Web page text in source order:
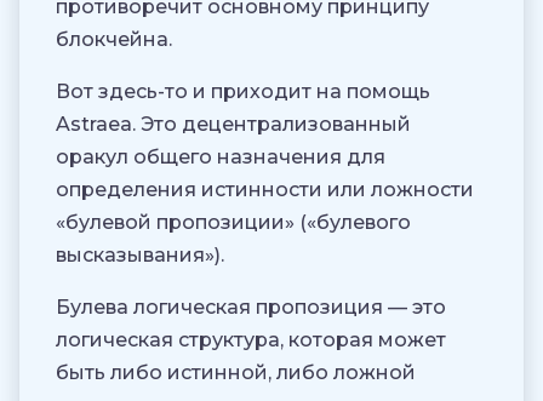
противоречит основному принципу
блокчейна.
Вот здесь-то и приходит на помощь
Astraea. Это децентрализованный
оракул общего назначения для
определения истинности или ложности
«булевой пропозиции» («булевого
высказывания»).
Булева логическая пропозиция — это
логическая структура, которая может
быть либо истинной, либо ложной